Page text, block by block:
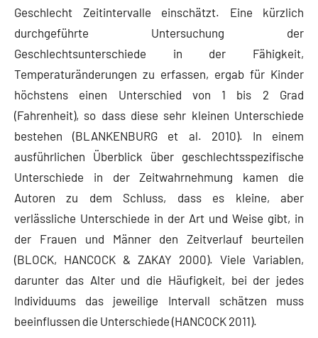
Geschlecht Zeitintervalle einschätzt. Eine kürzlich
durchgeführte Untersuchung der
Geschlechtsunterschiede in der Fähigkeit,
Temperaturänderungen zu erfassen, ergab für Kinder
höchstens einen Unterschied von 1 bis 2 Grad
(Fahrenheit), so dass diese sehr kleinen Unterschiede
bestehen (BLANKENBURG et al. 2010). In einem
ausführlichen Überblick über geschlechtsspezifische
Unterschiede in der Zeitwahrnehmung kamen die
Autoren zu dem Schluss, dass es kleine, aber
verlässliche Unterschiede in der Art und Weise gibt, in
der Frauen und Männer den Zeitverlauf beurteilen
(BLOCK, HANCOCK & ZAKAY 2000). Viele Variablen,
darunter das Alter und die Häufigkeit, bei der jedes
Individuums das jeweilige Intervall schätzen muss
beeinflussen die Unterschiede (HANCOCK 2011).